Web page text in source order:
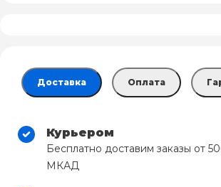
Доставка Оплата
Курьером
Бесплатно доставим заказы от
МКАД